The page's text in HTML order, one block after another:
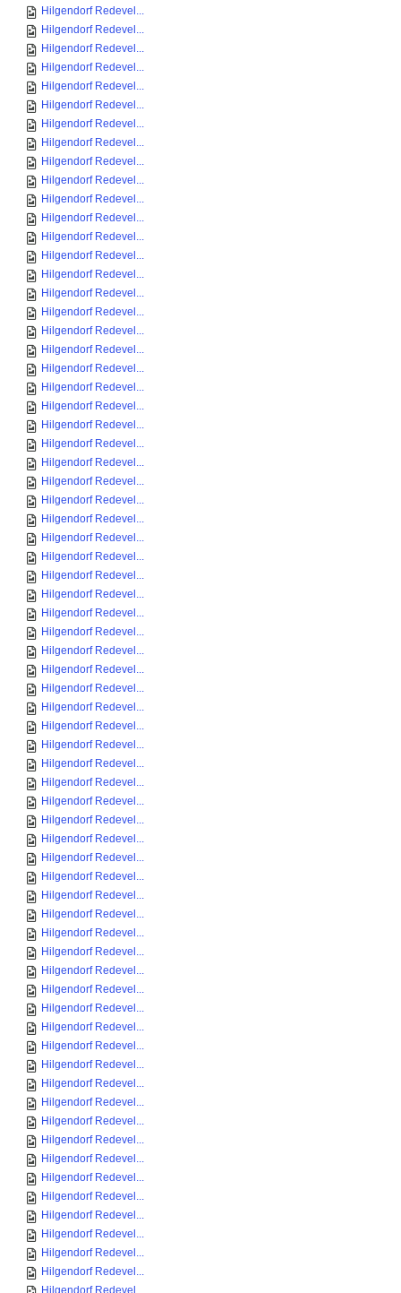
Hilgendorf Redevel...
Hilgendorf Redevel...
Hilgendorf Redevel...
Hilgendorf Redevel...
Hilgendorf Redevel...
Hilgendorf Redevel...
Hilgendorf Redevel...
Hilgendorf Redevel...
Hilgendorf Redevel...
Hilgendorf Redevel...
Hilgendorf Redevel...
Hilgendorf Redevel...
Hilgendorf Redevel...
Hilgendorf Redevel...
Hilgendorf Redevel...
Hilgendorf Redevel...
Hilgendorf Redevel...
Hilgendorf Redevel...
Hilgendorf Redevel...
Hilgendorf Redevel...
Hilgendorf Redevel...
Hilgendorf Redevel...
Hilgendorf Redevel...
Hilgendorf Redevel...
Hilgendorf Redevel...
Hilgendorf Redevel...
Hilgendorf Redevel...
Hilgendorf Redevel...
Hilgendorf Redevel...
Hilgendorf Redevel...
Hilgendorf Redevel...
Hilgendorf Redevel...
Hilgendorf Redevel...
Hilgendorf Redevel...
Hilgendorf Redevel...
Hilgendorf Redevel...
Hilgendorf Redevel...
Hilgendorf Redevel...
Hilgendorf Redevel...
Hilgendorf Redevel...
Hilgendorf Redevel...
Hilgendorf Redevel...
Hilgendorf Redevel...
Hilgendorf Redevel...
Hilgendorf Redevel...
Hilgendorf Redevel...
Hilgendorf Redevel...
Hilgendorf Redevel...
Hilgendorf Redevel...
Hilgendorf Redevel...
Hilgendorf Redevel...
Hilgendorf Redevel...
Hilgendorf Redevel...
Hilgendorf Redevel...
Hilgendorf Redevel...
Hilgendorf Redevel...
Hilgendorf Redevel...
Hilgendorf Redevel...
Hilgendorf Redevel...
Hilgendorf Redevel...
Hilgendorf Redevel...
Hilgendorf Redevel...
Hilgendorf Redevel...
Hilgendorf Redevel...
Hilgendorf Redevel...
Hilgendorf Redevel...
Hilgendorf Redevel...
Hilgendorf Redevel...
Hilgendorf Redevel...